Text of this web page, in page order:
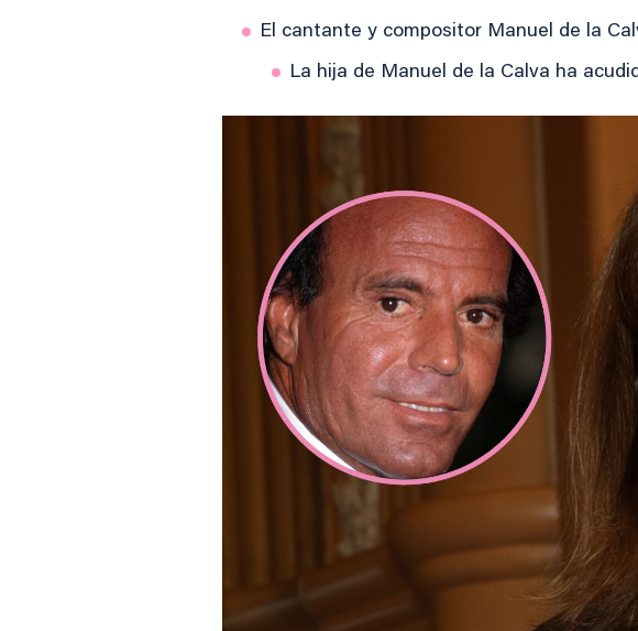
El cantante y compositor Manuel de la
La hija de Manuel de la Calva ha